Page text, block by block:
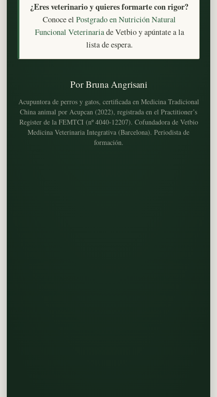
¿Eres veterinario y quieres formarte con rigor?
Conoce el Postgrado en Nutrición Natural
Funcional Veterinariade Vetbio y apúntate a la
lista de espera.
Por Bruna Angrisani
Acupuntora de perros y gatos, certificada en Medicina Tradicional
China animal por Acupcan (2022), registrada en el Practitioner’s
Register de la FEMTCI (nº 4040-12207). Cofundadora de Vetbio
Medicina Veterinaria Integrativa (Barcelona). Periodista de
formación.